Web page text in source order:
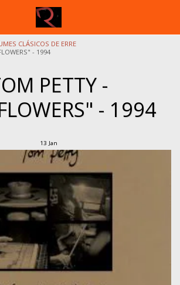
CLÁSICOS DE ERRE
- 1994
PETTY -
- 1994
13 Jan